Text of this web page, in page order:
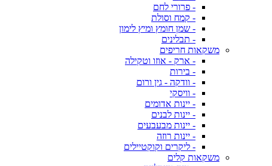
- פרורי לחם
- קמח וסולת
- שמן חומץ ומיץ לימון
- תבלינים
משקאות חריפים
- ארק - אוזו וטקילה
- בירות
- וודקה - גין ורום
- וויסקי
- יינות אדומים
- יינות לבנים
- יינות מבעבעים
- יינות רוזה
- ליקרים וקוקטיילים
משקאות קלים